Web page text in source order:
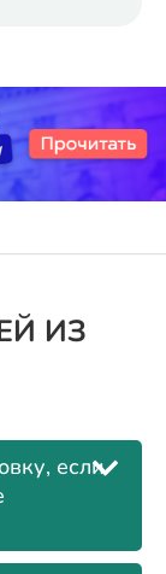
ИЗ
если